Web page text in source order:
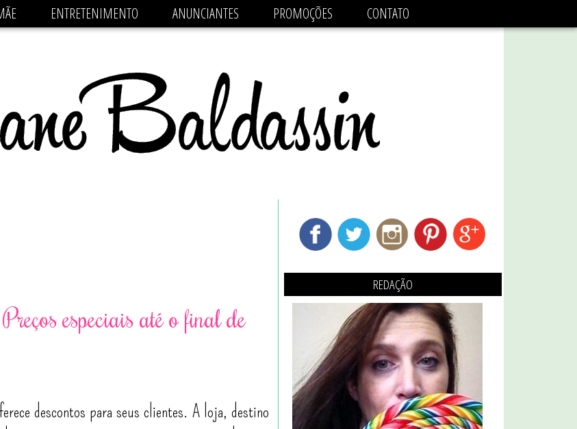
pagead2.googlesyndication.com/pagead/js/adsbygoogle.js'/>
ENTRETENIMENTO ANUNCIANTES PROMOÇÕES CONTATO
especiais até o final de
descontos para seus clientes. A loja, destino
REDAÇÃO